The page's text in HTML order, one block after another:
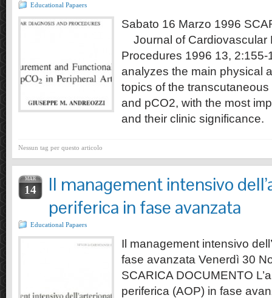
Educational Papaers
Sabato 16 Marzo 1996
Journal of Cardiovascular
Procedures 1996 13,
analyzes the main physical
topics of the
and pCO2, with the most
and their clinic significance.
Nessun tag per questo articolo
MAR
14
Il management intensivo
periferica in fase avanzata
Educational Papaers
Il management intensivo
fase avanzata Venerdì 30
SCARICA DOCUMENTO
periferica (AOP) in fase